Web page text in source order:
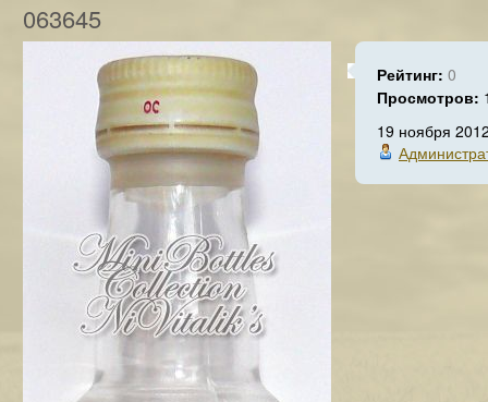
063645
Рейтинг: 0
Просмотров:
19 ноября